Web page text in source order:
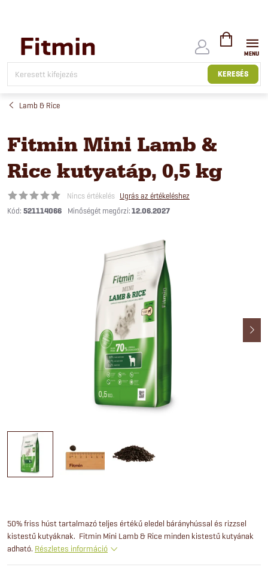
tartalomhoz
KERESÉS
KOSÁR
Lamb & Rice
Fitmin Mini Lamb &
Rice kutyatáp, 0,5 kg
Nincs értékelés Ugrás az értékeléshez
Kód: 521114066 12.06.2027
50% friss húst tartalmazó teljes értékű eledel bárányhússal és rizzsel
kistestű kutyáknak. Fitmin Mini Lamb & Rice minden kistestű kutyának
adható. Részletes információ